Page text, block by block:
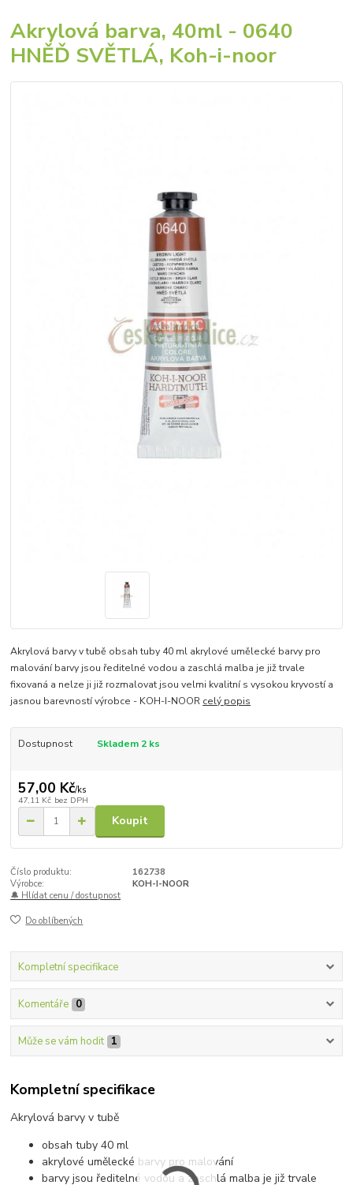
Akrylová barva, 40ml - 0640
HNĚĎ SVĚTLÁ, Koh-i-noor
Akrylová barvy v tubě obsah tuby 40 ml akrylové umělecké barvy pro
malování barvy jsou ředitelné vodou a zaschlá malba je již trvale
fixovaná a nelze ji již rozmalovat jsou velmi kvalitní s vysokou kryvostí a
jasnou barevností výrobce - KOH-I-NOOR celý popis
Dostupnost Skladem 2 ks
57,00 Kč/ks
47,11 Kč bez DPH
Koupit
Číslo produktu:
162738
Výrobce:
KOH-I-NOOR
🔔 Hlídat cenu / dostupnost
Do oblíbených
Kompletní specifikace
Komentáře 0
Může se vám hodit 1
Kompletní specifikace
Akrylová barvy v tubě
obsah tuby 40 ml
akrylové umělecké barvy pro malování
barvy jsou ředitelné vodou a zaschlá malba je již trvale